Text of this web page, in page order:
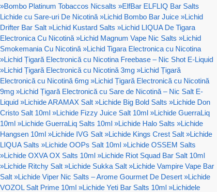
»Bombo Platinum Tobaccos Nicsalts »ElfBar ELFLIQ Bar Salts
Lichide cu Sare-uri De Nicotină »Lichid Bombo Bar Juice »Lichid
Drifter Bar Salt »Lichid Kustard Salts »Lichid LIQUA De Tigara
Electronica Cu Nicotină »Lichid Magnum Vape Nic Salts »Lichid
Smokemania Cu Nicotină »Lichid Tigara Electronica cu Nicotina
»Lichid Țigară Electronică cu Nicotina Freebase – Nic Shot E-Liquid
»Lichid Țigară Electronică cu Nicotină 3mg »Lichid Țigară
Electronică cu Nicotină 6mg »Lichid Țigară Electronică cu Nicotină
9mg »Lichid Țigară Electronică cu Sare de Nicotină – Nic Salt E-
Liquid »Lichide ARAMAX Salt »Lichide Big Bold Salts »Lichide Don
Cristo Salt 10ml »Lichide Fizzy Juice Salt 10ml »Lichide GuerraLiq
10ml »Lichide GuerraLiq Salts 10ml »Lichide Halo Salts »Lichide
Hangsen 10ml »Lichide IVG Salt »Lichide Kings Crest Salt »Lichide
LIQUA Salts »Lichide OOPs Salt 10ml »Lichide OSSEM Salts
»Lichide OXVA OX Salts 10ml »Lichide Riot Squad Bar Salt 10ml
»Lichide Ritchy Salt »Lichide Sukka Salt »Lichide Vampire Vape Bar
Salt »Lichide Viper Nic Salts – Arome Gourmet De Desert »Lichide
VOZOL Salt Prime 10ml »Lichide Yeti Bar Salts 10ml »Lichidele